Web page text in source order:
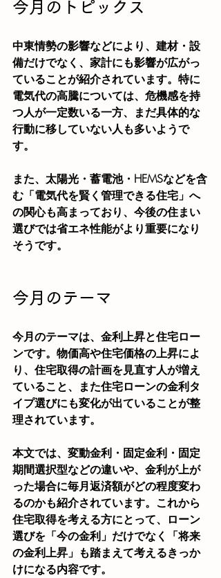
今月のトピックス
中東情勢の影響などにより、建材・設
備だけでなく、家計にも影響が広がっ
ていることが紹介されています。特に
電気代の高騰については、危機感を持
つ人が一定数いる一方、まだ具体的な
行動に移していない人も多いようで
す。
また、太陽光・蓄電池・HEMSなどを含
む「電気代を賢く管理できる住宅」へ
の関心も高まっており、今後の住まい
選びでは省エネ性能がより重要になり
そうです。
今月のテーマ
今月のテーマは、金利上昇と住宅ロー
ンです。物価高や住宅価格の上昇によ
り、住宅取得の計画を見直す人が増え
ていること、また住宅ローンの金利タ
イプ選びにも変化が出ていることが整
理されています。
本文では、変動金利・固定金利・固定
期間選択型などの違いや、金利が上が
った場合に毎月返済額がどの程度変わ
るのかも紹介されています。これから
住宅取得を考える方にとって、ローン
選びを「今の金利」だけでなく「将来
の金利上昇」も踏まえて考えるきっか
けになる内容です。